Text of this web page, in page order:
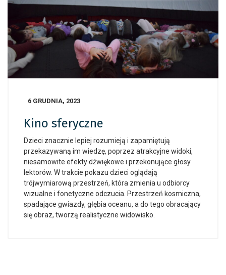
6 GRUDNIA, 2023
Kino sferyczne
Dzieci znacznie lepiej rozumieją i zapamiętują
przekazywaną im wiedzę, poprzez atrakcyjne widoki,
niesamowite efekty dźwiękowe i przekonujące głosy
lektorów. W trakcie pokazu dzieci oglądają
trójwymiarową przestrzeń, która zmienia u odbiorcy
wizualne i fonetyczne odczucia. Przestrzeń kosmiczna,
spadające gwiazdy, głębia oceanu, a do tego obracający
się obraz, tworzą realistyczne widowisko.